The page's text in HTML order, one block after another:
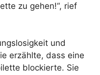
zu gehen!“, rief
und
erzählte, dass eine
blockierte. Sie